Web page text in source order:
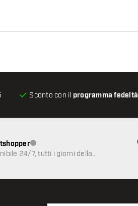
Sconto con il programma fedeltà
Servizio clienti non disponibile
24/7, tutti i giorni della